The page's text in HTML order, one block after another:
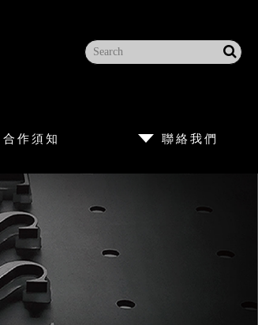
合作須知 聯絡我們